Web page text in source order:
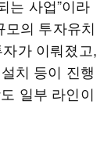
는 사업”이라
모의 투자유치
가 이뤄졌고,
치 등이 진행
일부 라인이